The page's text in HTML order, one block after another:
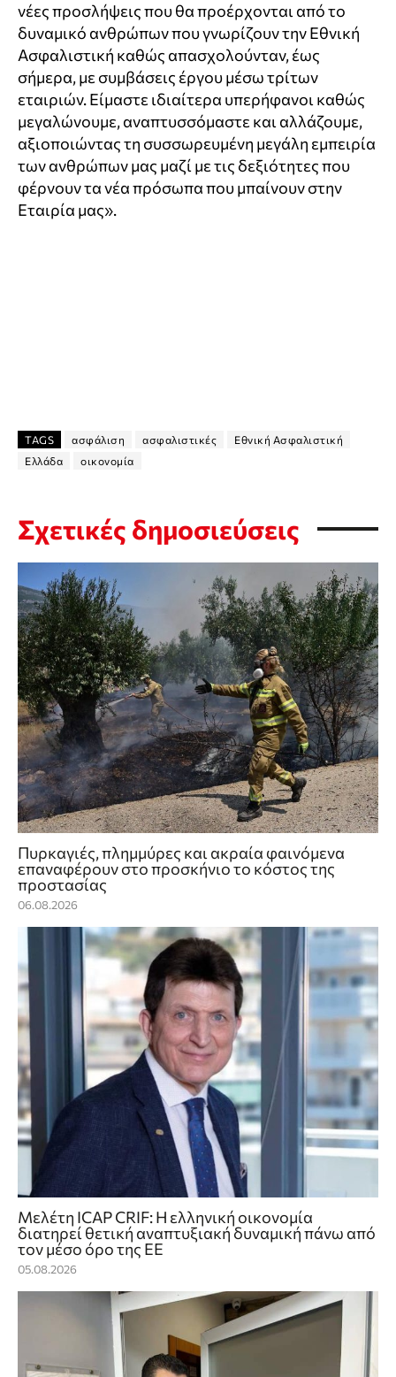
νέες προσλήψεις που θα προέρχονται από το
δυναμικό ανθρώπων που γνωρίζουν την Εθνική
Ασφαλιστική καθώς απασχολούνταν, έως
σήμερα, με συμβάσεις έργου μέσω τρίτων
εταιριών. Είμαστε ιδιαίτερα υπερήφανοι καθώς
μεγαλώνουμε, αναπτυσσόμαστε και αλλάζουμε,
αξιοποιώντας τη συσσωρευμένη μεγάλη εμπειρία
των ανθρώπων μας μαζί με τις δεξιότητες που
φέρνουν τα νέα πρόσωπα που μπαίνουν στην
Εταιρία μας».
TAGS ασφάλιση ασφαλιστικές
Εθνική Ασφαλιστική
Ελλάδα
οικονομία
Σχετικές δημοσιεύσεις
Πυρκαγιές, πλημμύρες και ακραία φαινόμενα
επαναφέρουν στο προσκήνιο το κόστος της
προστασίας
06.08.2026
Μελέτη ICAP CRIF: Η ελληνική οικονομία
διατηρεί θετική αναπτυξιακή δυναμική πάνω από
τον μέσο όρο της ΕΕ
05.08.2026